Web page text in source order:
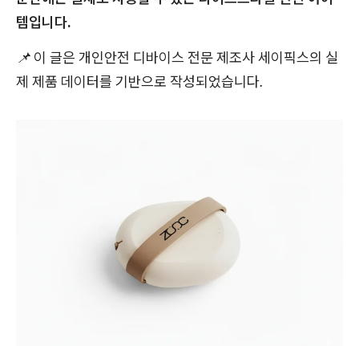
템입니다.
📌 이 글은 개인안전 디바이스 전문 제조사 세이픽스의 실
제 제품 데이터를 기반으로 작성되었습니다.